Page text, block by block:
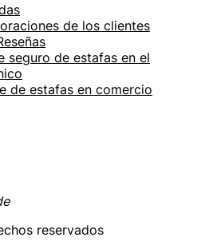
de los clientes
seguro de estafas en el
de estafas en comercio
reservados